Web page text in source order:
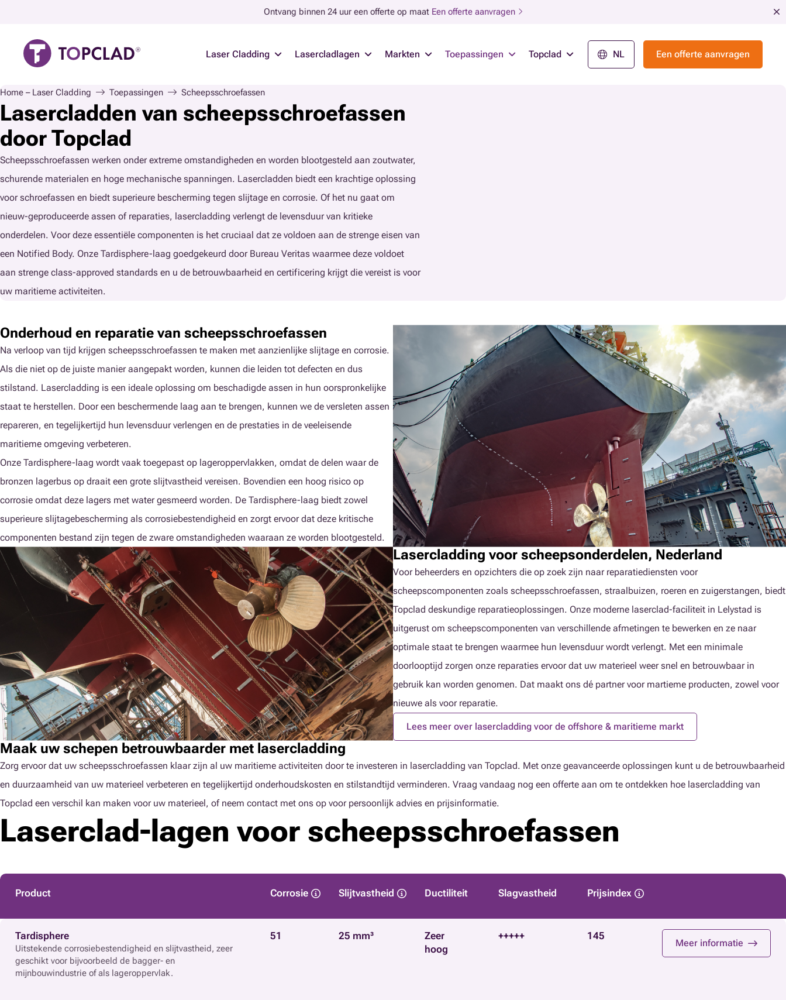
Ontvang binnen 24 uur een offerte op maat Een offerte aanvragen
Laser Cladding Lasercladlagen Markten Toepassingen Topclad NL Een offerte aanvragen
Home – Laser Cladding Toepassingen Scheepsschroefassen
Lasercladden van scheepsschroefassen
door Topclad
Scheepsschroefassen werken onder extreme omstandigheden en worden blootgesteld aan zoutwater,
schurende materialen en hoge mechanische spanningen. Lasercladden biedt een krachtige oplossing
voor schroefassen en biedt superieure bescherming tegen slijtage en corrosie. Of het nu gaat om
nieuw-geproduceerde assen of reparaties, lasercladding verlengt de levensduur van kritieke
onderdelen. Voor deze essentiële componenten is het cruciaal dat ze voldoen aan de strenge eisen van
een Notified Body. Onze Tardisphere-laag goedgekeurd door Bureau Veritas waarmee deze voldoet
aan strenge class-approved standards en u de betrouwbaarheid en certificering krijgt die vereist is voor
uw maritieme activiteiten.
Onderhoud en reparatie van scheepsschroefassen
Na verloop van tijd krijgen scheepsschroefassen te maken met aanzienlijke slijtage en corrosie.
Als die niet op de juiste manier aangepakt worden, kunnen die leiden tot defecten en dus
stilstand. Lasercladding is een ideale oplossing om beschadigde assen in hun oorspronkelijke
staat te herstellen. Door een beschermende laag aan te brengen, kunnen we de versleten assen
repareren, en tegelijkertijd hun levensduur verlengen en de prestaties in de veeleisende
maritieme omgeving verbeteren.
Onze Tardisphere-laag wordt vaak toegepast op lageroppervlakken, omdat de delen waar de
bronzen lagerbus op draait een grote slijtvastheid vereisen. Bovendien een hoog risico op
corrosie omdat deze lagers met water gesmeerd worden. De Tardisphere-laag biedt zowel
superieure slijtagebescherming als corrosiebestendigheid en zorgt ervoor dat deze kritische
componenten bestand zijn tegen de zware omstandigheden waaraan ze worden blootgesteld.
Lasercladding voor scheepsonderdelen, Nederland
Voor beheerders en opzichters die op zoek zijn naar reparatiediensten voor
scheepscomponenten zoals scheepsschroefassen, straalbuizen, roeren en zuigerstangen, biedt
Topclad deskundige reparatieoplossingen. Onze moderne laserclad-faciliteit in Lelystad is
uitgerust om scheepscomponenten van verschillende afmetingen te bewerken en ze naar
optimale staat te brengen waarmee hun levensduur wordt verlengt. Met een minimale
doorlooptijd zorgen onze reparaties ervoor dat uw materieel weer snel en betrouwbaar in
gebruik kan worden genomen. Dat maakt ons dé partner voor martieme producten, zowel voor
nieuwe als voor reparatie.
Lees meer over lasercladding voor de offshore & maritieme markt
Maak uw schepen betrouwbaarder met lasercladding
Zorg ervoor dat uw scheepsschroefassen klaar zijn al uw maritieme activiteiten door te investeren in lasercladding van Topclad. Met onze geavanceerde oplossingen kunt u de betrouwbaarheid
en duurzaamheid van uw materieel verbeteren en tegelijkertijd onderhoudskosten en stilstandtijd verminderen. Vraag vandaag nog een offerte aan om te ontdekken hoe lasercladding van
Topclad een verschil kan maken voor uw materieel, of neem contact met ons op voor persoonlijk advies en prijsinformatie.
Laserclad-lagen voor scheepsschroefassen
Product Corrosie Slijtvastheid Ductiliteit Slagvastheid Prijsindex
Tardisphere
Uitstekende corrosiebestendigheid en slijtvastheid, zeer
geschikt voor bijvoorbeeld de bagger- en
mijnbouwindustrie of als lageroppervlak.
51 25 mm³
Zeer
hoog
+++++ 145
Meer informatie